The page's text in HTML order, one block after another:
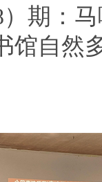
）期：
馆自然